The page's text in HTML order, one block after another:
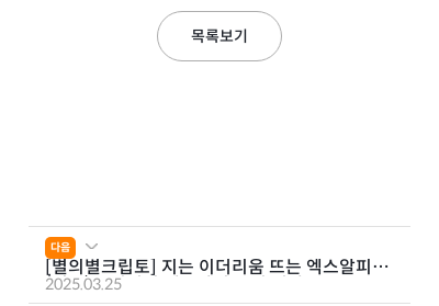
목록보기
다음
[별의별크립토] 지는 이더리움 뜨는 엑스알피
(리플)?! 진격의 엑스알피 코인 전망은
2025.03.25